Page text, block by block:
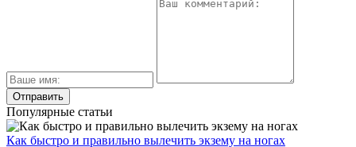
Популярные статьи
Как быстро и правильно вылечить экзему на ногах